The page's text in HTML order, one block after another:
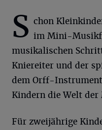
S chon
im Mini-
musikalischen
Kniereiter und der
dem Orff-
Kindern die Welt der
Für zweijährige